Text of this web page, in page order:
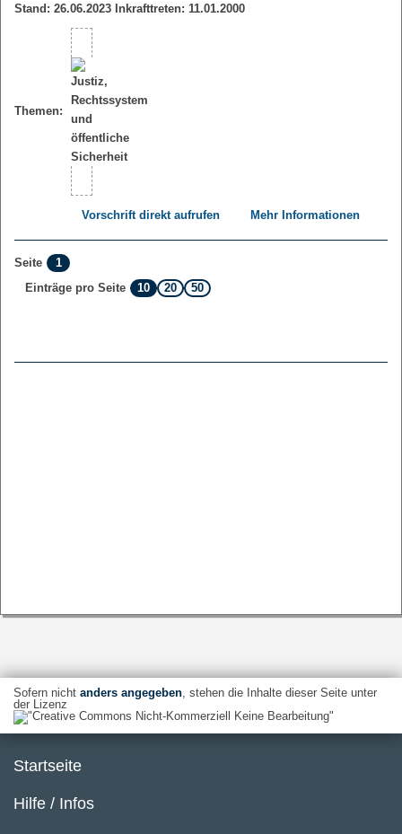
Stand: 26.06.2023 Inkrafttreten: 11.01.2000
Themen:
Vorschrift direkt aufrufen Mehr Informationen
Seite
1
Einträge pro Seite
10 20 50
Sofern nicht anders angegeben, stehen die Inhalte dieser Seite unter
der Lizenz
Startseite
Hilfe / Infos